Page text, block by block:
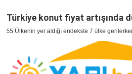
Türkiye konut fiyat artışında
55 Ülkenin yer aldığı endekste 7 ülke